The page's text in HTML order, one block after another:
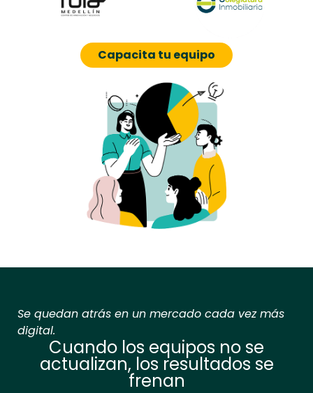
Capacita tu equipo
Se quedan atrás en un mercado cada vez más
digital.
Cuando los equipos no se
actualizan, los resultados se
frenan